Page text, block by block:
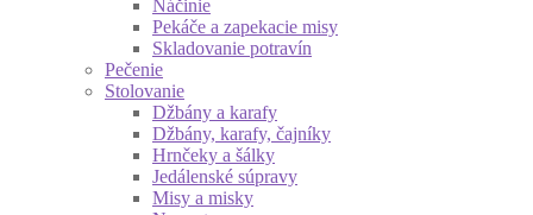
Náčinie
Pekáče a zapekacie misy
Skladovanie potravín
Pečenie
Stolovanie
Džbány a karafy
Džbány, karafy, čajníky
Hrnčeky a šálky
Jedálenské súpravy
Misy a misky